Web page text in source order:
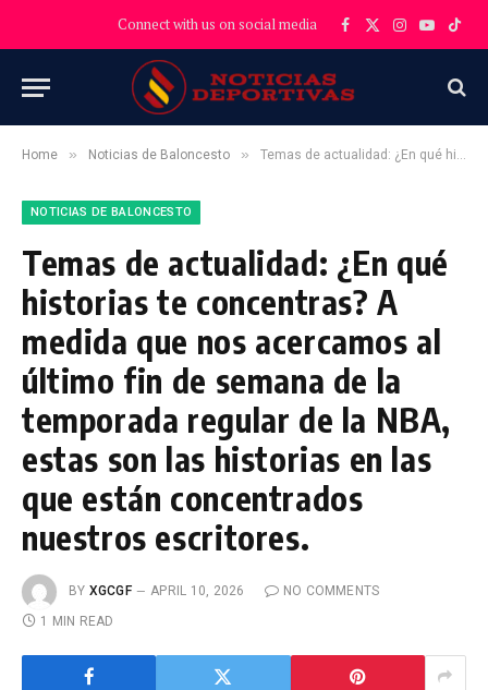
Connect with us on social media Facebook
X
Instagram
YouTube
Home » Noticias de Baloncesto » Temas de actualidad: ¿En qué historias te concentras? A medida que nos acercamos al último fin de semana de la temporada regular de la NBA, estas son las historias en las que están concentrados nuestros escritores.
NOTICIAS DE BALONCESTO
Temas de actualidad: ¿En qué
historias te concentras? A
medida que nos acercamos al
último fin de semana de la
temporada regular de la NBA,
estas son las historias en las
que están concentrados
nuestros escritores.
BY XGCGF APRIL 10, 2026
NO COMMENTS
1 MIN READ